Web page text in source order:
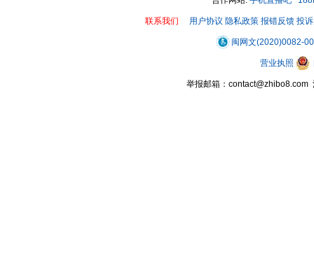
联系我们 用户协议 隐私政策 报错反馈 投
闽网文(2020)0082-
营业执照
举报邮箱：